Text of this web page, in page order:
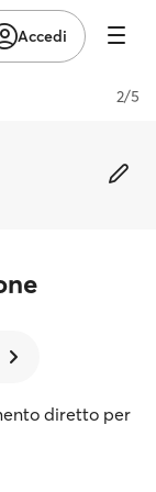
Accedi
2/5
diretto per